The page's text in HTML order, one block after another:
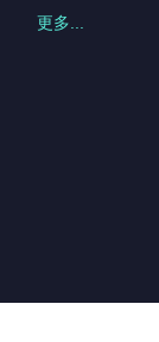
更多...